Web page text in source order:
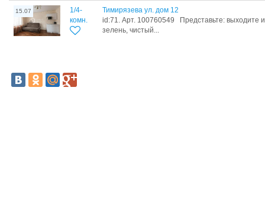
15.07
1/4-
комн.
Тимирязева ул. дом 12
id:71. Арт. 100760549 Представьте: выходите
зелень, чистый...